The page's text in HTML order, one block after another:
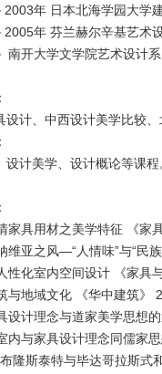
2003年 日本北海学园大学
2005年 芬兰赫尔辛基艺术
南开大学文学院艺术设计
设计、中西设计美学比较
设计美学、设计概论等课程
家具用材之美学特征 《家
维亚之风—“人情味”与“民
性化室内空间设计 《家具
与地域文化 《华中建筑》
设计理念与道家美学思想
内与家具设计理念同儒家
隆斯泰特与毕达哥拉斯式